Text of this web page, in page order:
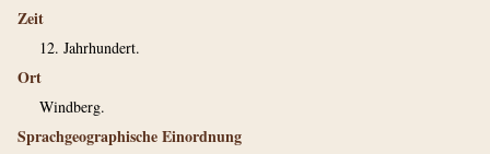
Zeit
12. Jahrhundert.
Ort
Windberg.
Sprachgeographische Einordnung